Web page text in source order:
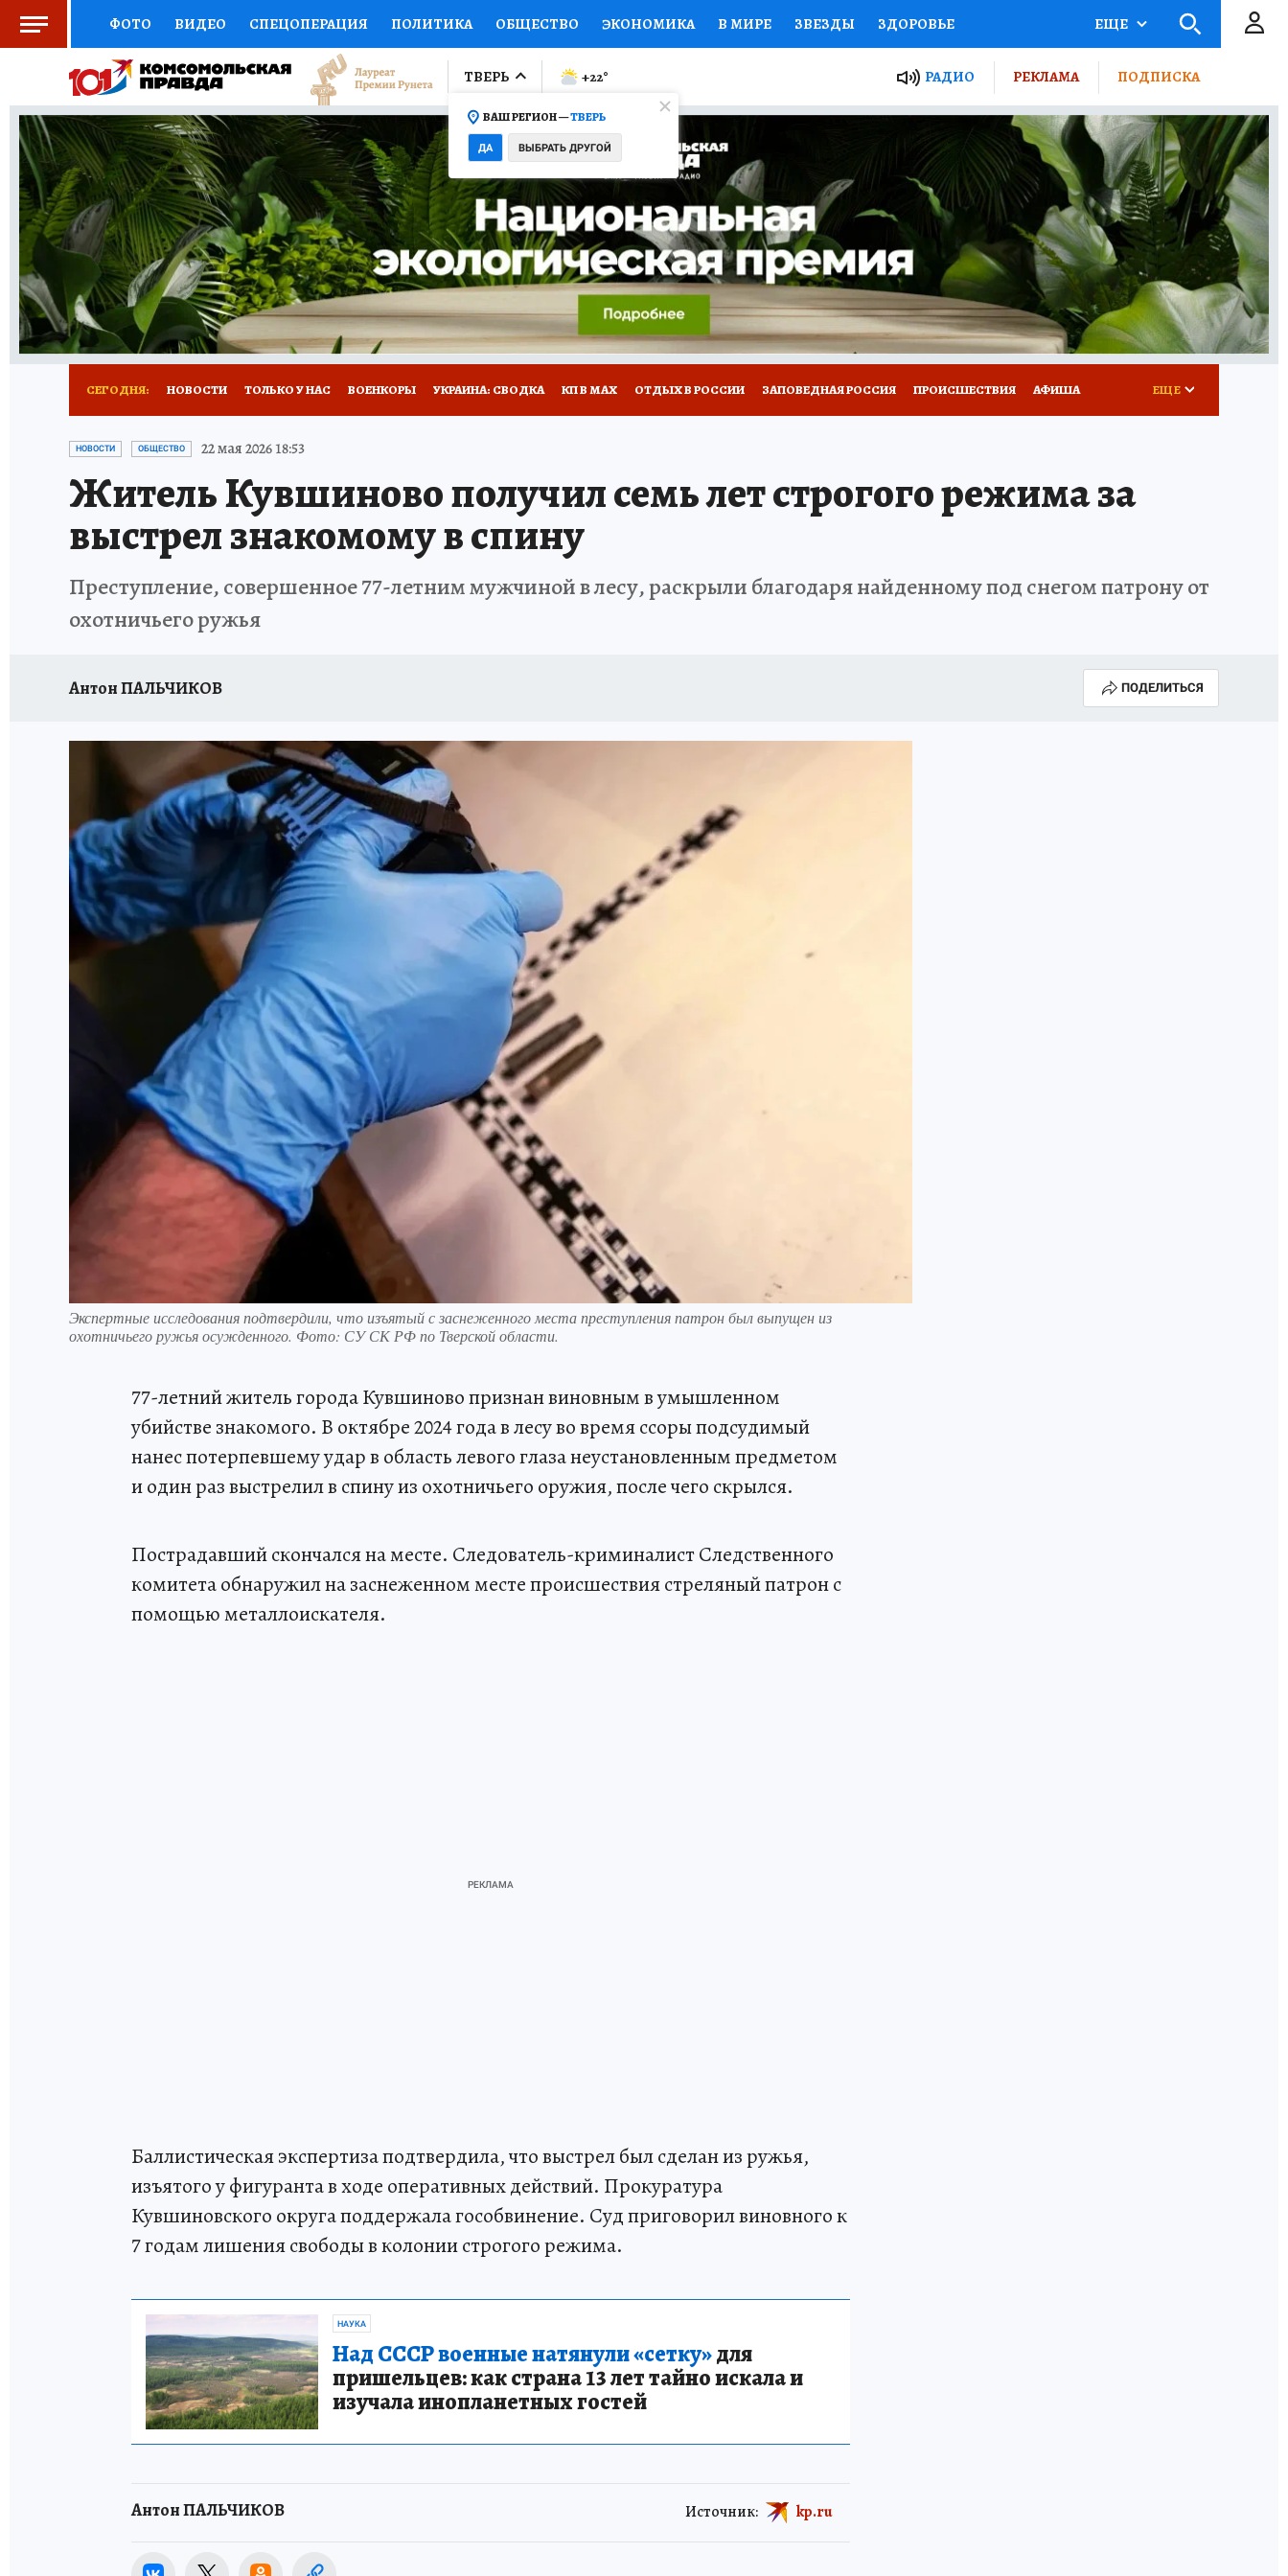
ФОТО ВИДЕО СПЕЦОПЕРАЦИЯ ПОЛИТИКА ОБЩЕСТВО ЭКОНОМИКА В МИРЕ ЗВЕЗДЫ ЗДОРОВЬЕ
СОЦПОДДЕРЖКА НАУКА СПОРТ КОЛУМНИСТЫ ПРОИСШЕСТВИЯ НАЦИОНАЛЬНЫЕ ПРОЕКТЫ РОССИИ
ВЫБОР ЭКСПЕРТОВ ДОКТОР ФИНАНСЫ ОТКРЫВАЕМ МИР Я ЗНАЮ СЕМЬЯ ЖЕНСКИЕ СЕКРЕТЫ ПУТЕВОДИТЕЛЬ
КНИЖНАЯ ПОЛКА ПРОГНОЗЫ НА СПОРТ ПРОМОКОДЫ СЕРИАЛЫ СПЕЦПРОЕКТЫ ДЕФИЦИТ ЖЕЛЕЗА ТУРИЗМ
ПРЕСС-ЦЕНТР НЕДВИЖИМОСТЬ ТЕЛЕВИЗОР КОЛЛЕКЦИИ КОНКУРСЫ РАБОТА У НАС ГИД ПОТРЕБИТЕЛЯ ВСЕ О КП
РАДИО КП РЕКЛАМА ТЕСТЫ НОВОЕ НА САЙТЕ
ЕЩЕ
ТВЕРЬ
ВАШ РЕГИОН —ТВЕРЬ
ДА ВЫБРАТЬ ДРУГОЙ
+22° РАДИО РЕКЛАМА ПОДПИСКА
СЕГОДНЯ: НОВОСТИ ТОЛЬКО У НАС ВОЕНКОРЫ УКРАИНА: СВОДКА КП В МАХ ОТДЫХ В РОССИИ ЗАПОВЕДНАЯ РОССИЯ ПРОИСШЕСТВИЯ АФИША
ИСПЫТАНО НА СЕБЕ
ЕЩЕ
НОВОСТИ ОБЩЕСТВО 22 мая 2026 18:53
Житель Кувшиново получил семь лет строгого режима за
выстрел знакомому в спину
Преступление, совершенное 77-летним мужчиной в лесу, раскрыли благодаря найденному под снегом патрону от
охотничьего ружья
Антон ПАЛЬЧИКОВ ПОДЕЛИТЬСЯ
Экспертные исследования подтвердили, что изъятый с заснеженного места преступления патрон был выпущен из
охотничьего ружья осужденного. Фото: СУ СК РФ по Тверской области.
77-летний житель города Кувшиново признан виновным в умышленном
убийстве знакомого. В октябре 2024 года в лесу во время ссоры подсудимый
нанес потерпевшему удар в область левого глаза неустановленным предметом
и один раз выстрелил в спину из охотничьего оружия, после чего скрылся.
Пострадавший скончался на месте. Следователь-криминалист Следственного
комитета обнаружил на заснеженном месте происшествия стреляный патрон с
помощью металлоискателя.
Баллистическая экспертиза подтвердила, что выстрел был сделан из ружья,
изъятого у фигуранта в ходе оперативных действий. Прокуратура
Кувшиновского округа поддержала гособвинение. Суд приговорил виновного к
7 годам лишения свободы в колонии строгого режима.
НАУКА
Над СССР военные натянули «сетку»для
пришельцев: как страна 13 лет тайно искала и
изучала инопланетных гостей
Антон ПАЛЬЧИКОВ Источник: kp.ru